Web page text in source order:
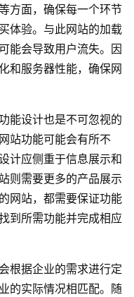
方面，确保每一个环节
体验。与此网站的加载
能会导致用户流失。因
和服务器性能，确保网
能设计也是不可忽视的
站功能可能会有所不
计应侧重于信息展示和
则需要更多的产品展示
网站，都需要保证功能
到所需功能并完成相应
根据企业的需求进行定
的实际情况相匹配。随